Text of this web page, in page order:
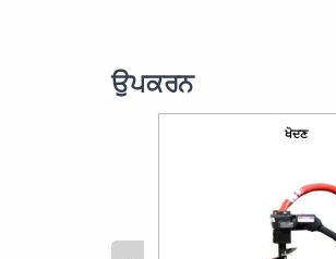
ਉਪਕਰਨ
ਖੋਦਣ